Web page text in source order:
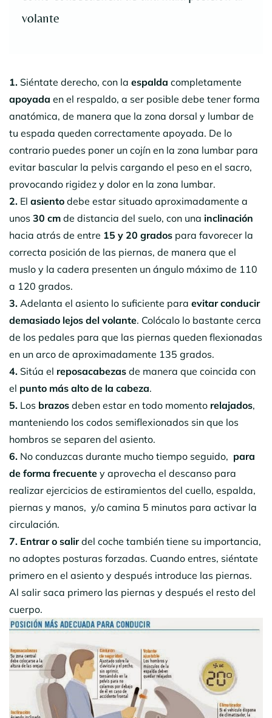
volante
1. Siéntate derecho, con la espalda completamente
apoyada en el respaldo, a ser posible debe tener forma
anatómica, de manera que la zona dorsal y lumbar de
tu espada queden correctamente apoyada. De lo
contrario puedes poner un cojín en la zona lumbar para
evitar bascular la pelvis cargando el peso en el sacro,
provocando rigidez y dolor en la zona lumbar.
2. El asiento debe estar situado aproximadamente a
unos 30 cm de distancia del suelo, con una inclinación
hacia atrás de entre 15 y 20 grados para favorecer la
correcta posición de las piernas, de manera que el
muslo y la cadera presenten un ángulo máximo de 110
a 120 grados.
3. Adelanta el asiento lo suficiente para evitar conducir
demasiado lejos del volante. Colócalo lo bastante cerca
de los pedales para que las piernas queden flexionadas
en un arco de aproximadamente 135 grados.
4. Sitúa el reposacabezas de manera que coincida con
el punto más alto de la cabeza.
5. Los brazos deben estar en todo momento relajados,
manteniendo los codos semiflexionados sin que los
hombros se separen del asiento.
6. No conduzcas durante mucho tiempo seguido, para
de forma frecuente y aprovecha el descanso para
realizar ejercicios de estiramientos del cuello, espalda,
piernas y manos, y/o camina 5 minutos para activar la
circulación.
7. Entrar o salirdel coche también tiene su importancia,
no adoptes posturas forzadas. Cuando entres, siéntate
primero en el asiento y después introduce las piernas.
Al salir saca primero las piernas y después el resto del
cuerpo.